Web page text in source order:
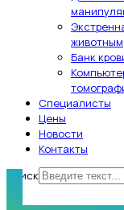
животным
Банк
Специалисты
Цены
Новости
Контакты
Поиск